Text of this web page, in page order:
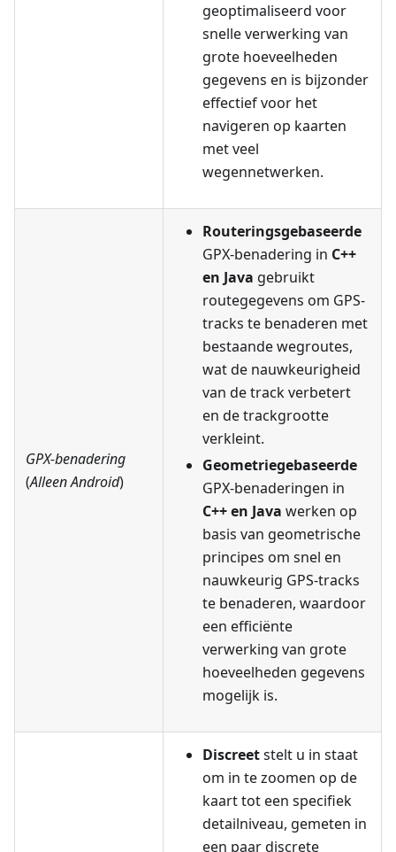
geoptimaliseerd voor
snelle verwerking van
grote hoeveelheden
gegevens en is bijzonder
effectief voor het
navigeren op kaarten
met veel
wegennetwerken.
GPX-benadering
(Alleen Android)
Routeringsgebaseerde
GPX-benadering in C++
en Java gebruikt
routegegevens om GPS-
tracks te benaderen met
bestaande wegroutes,
wat de nauwkeurigheid
van de track verbetert
en de trackgrootte
verkleint.
Geometriegebaseerde
GPX-benaderingen in
C++ en Java werken op
basis van geometrische
principes om snel en
nauwkeurig GPS-tracks
te benaderen, waardoor
een efficiënte
verwerking van grote
hoeveelheden gegevens
mogelijk is.
Discreetstelt u in staat
om in te zoomen op de
kaart tot een specifiek
detailniveau, gemeten in
een paar discrete